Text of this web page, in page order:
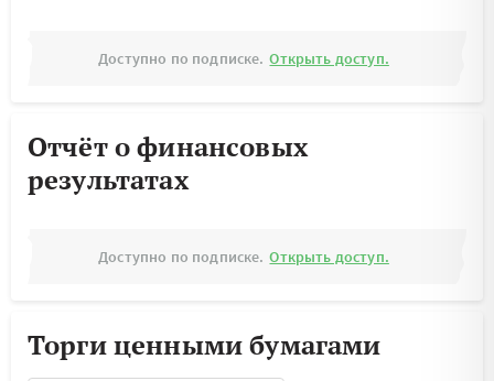
Доступно по подписке. Открыть доступ.
Отчёт о финансовых
результатах
Доступно по подписке. Открыть доступ.
Торги ценными бумагами